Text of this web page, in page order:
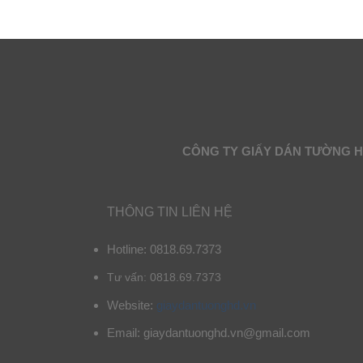
CÔNG TY GIẤY DÁN TƯỜNG
THÔNG TIN LIÊN HỆ
Hotline: 0818.69.7373
Tư vấn: 0818.69.7373
Website: giaydantuonghd.vn
Email: giaydantuonghd.vn@gmail.com